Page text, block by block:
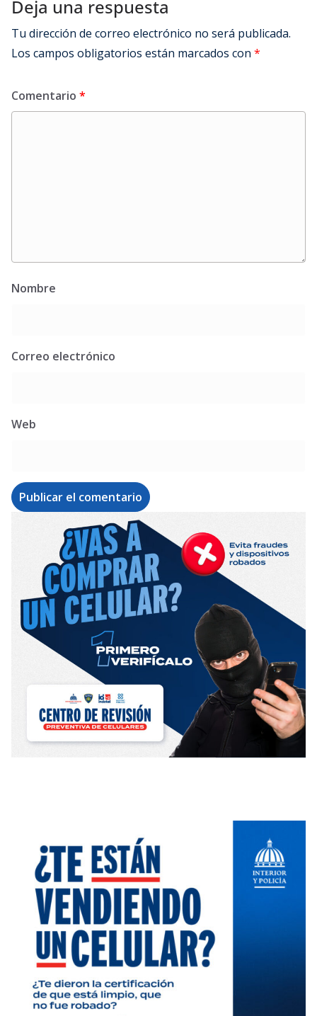
Deja una respuesta
Tu dirección de correo electrónico no será publicada.
Los campos obligatorios están marcados con *
Comentario *
Nombre
Correo electrónico
Web